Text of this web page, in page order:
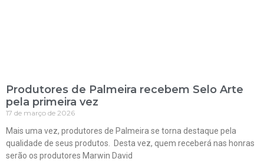
Produtores de Palmeira recebem Selo Arte
pela primeira vez
17 de março de 2026
Mais uma vez, produtores de Palmeira se torna destaque pela
qualidade de seus produtos. Desta vez, quem receberá nas honras
serão os produtores Marwin David